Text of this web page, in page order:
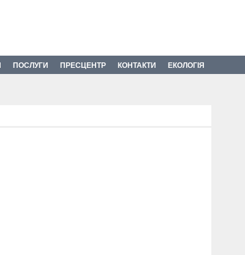
ПОСЛУГИ ПРЕСЦЕНТР КОНТАКТИ ЕКОЛОГІЯ